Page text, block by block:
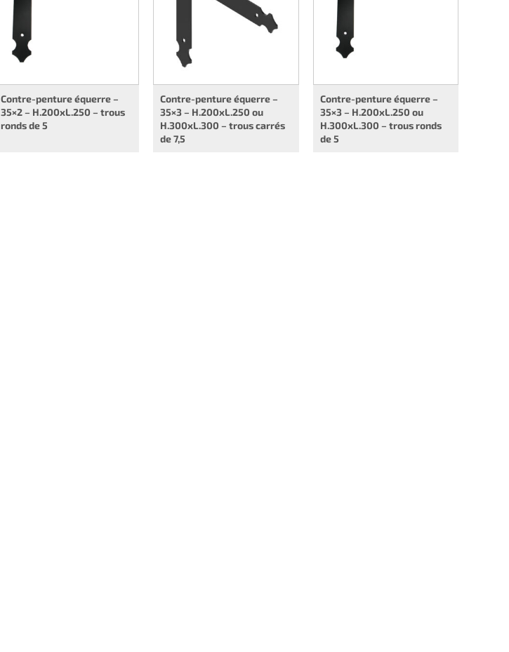
Contre-penture équerre –
35×2 – H.200xL.250 – trous
ronds de 5
Contre-penture équerre –
35×3 – H.200xL.250 ou
H.300xL.300 – trous carrés
de 7,5
Contre-penture équerre –
35×3 – H.200xL.250 ou
H.300xL.300 – trous ronds
de 5